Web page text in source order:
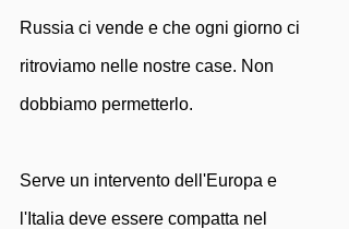
Russia ci vende e che ogni giorno ci
ritroviamo nelle nostre case. Non
dobbiamo permetterlo.
Serve un intervento dell'Europa e
l'Italia deve essere compatta nel